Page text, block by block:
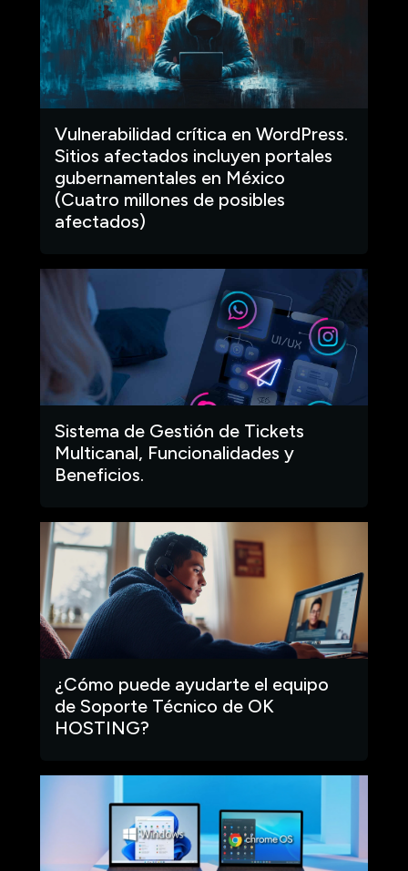
Vulnerabilidad crítica en WordPress.
Sitios afectados incluyen portales
gubernamentales en México
(Cuatro millones de posibles
afectados)
Sistema de Gestión de Tickets
Multicanal, Funcionalidades y
Beneficios.
¿Cómo puede ayudarte el equipo
de Soporte Técnico de OK
HOSTING?